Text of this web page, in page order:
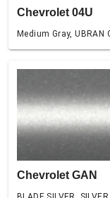
Chevrolet 04U
Medium Gray, UBRAN
Chevrolet GAN